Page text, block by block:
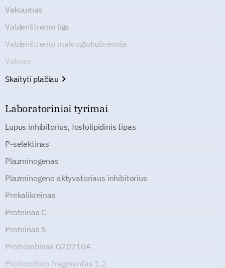
Vakuumas
Valdenštremo liga
Valdenštremo makroglobulinemija
Valinas
Skaityti plačiau
Laboratoriniai tyrimai
Lupus inhibitorius, fosfolipidinis tipas
P-selektinas
Plazminogenas
Plazminogeno aktyvatoriaus inhibitorius
Prekalikreinas
Proteinas C
Proteinas S
Protrombinas G20210A
Protrombino fragmentas 1.2